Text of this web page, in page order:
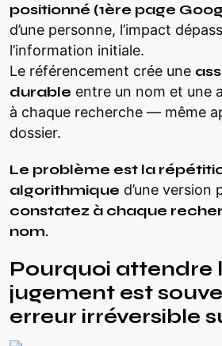
positionné (1ère page
d’une personne, l’impact
l’information initiale.
Le référencement crée une
durable entre un nom et une
à chaque recherche — même
dossier.
Le problème est la
algorithmique d’une version
constatez à chaque
nom.
Pourquoi attendre
jugement est
erreur irréversible